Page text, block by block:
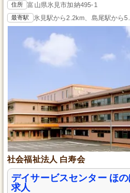
住所 富山県氷見市加納495-1
最寄駅 氷見駅から2.2km、島尾駅から
社会福祉法人 白寿会
デイサービスセンター ほ
求人